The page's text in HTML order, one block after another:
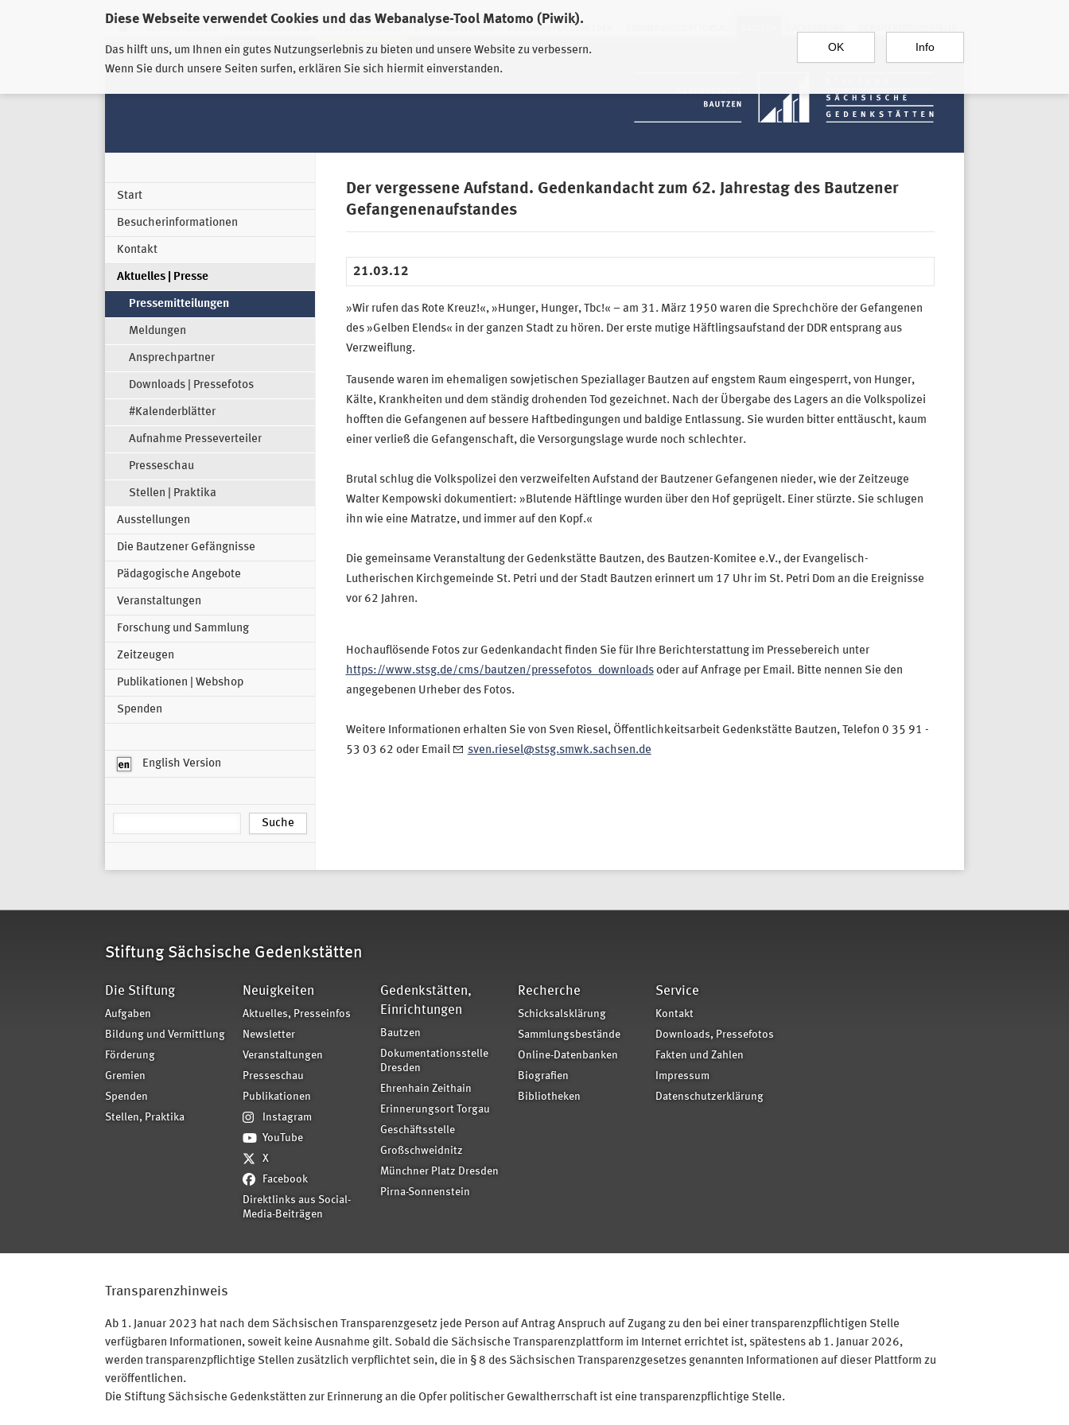
Diese Webseite verwendet Cookies und das Webanalyse-Tool Matomo (Piwik).
Das hilft uns, um Ihnen ein gutes Nutzungserlebnis zu bieten und unsere Website zu verbessern.
Wenn Sie durch unsere Seiten surfen, erklären Sie sich hiermit einverstanden.
OK Info
EHRENHAIN ZEITHAIN MÜNCHNER PLATZ DRESDEN
Start
Besucherinformationen
Kontakt
Aktuelles | Presse
Pressemitteilungen
Meldungen
Ansprechpartner
Downloads | Pressefotos
#Kalenderblätter
Aufnahme Presseverteiler
Presseschau
Stellen | Praktika
Ausstellungen
Die Bautzener Gefängnisse
Pädagogische Angebote
Veranstaltungen
Forschung und Sammlung
Zeitzeugen
Publikationen | Webshop
Spenden
English Version
Der vergessene Aufstand. Gedenkandacht zum 62. Jahrestag des Bautzener
Gefangenenaufstandes
21.03.12
»Wir rufen das Rote Kreuz!«, »Hunger, Hunger, Tbc!« – am 31. März 1950 waren die Sprechchöre der Gefangenen
des »Gelben Elends« in der ganzen Stadt zu hören. Der erste mutige Häftlingsaufstand der DDR entsprang aus
Verzweiflung.
Tausende waren im ehemaligen sowjetischen Speziallager Bautzen auf engstem Raum eingesperrt, von Hunger,
Kälte, Krankheiten und dem ständig drohenden Tod gezeichnet. Nach der Übergabe des Lagers an die Volkspolizei
hofften die Gefangenen auf bessere Haftbedingungen und baldige Entlassung. Sie wurden bitter enttäuscht, kaum
einer verließ die Gefangenschaft, die Versorgungslage wurde noch schlechter.
Brutal schlug die Volkspolizei den verzweifelten Aufstand der Bautzener Gefangenen nieder, wie der Zeitzeuge
Walter Kempowski dokumentiert: »Blutende Häftlinge wurden über den Hof geprügelt. Einer stürzte. Sie schlugen
ihn wie eine Matratze, und immer auf den Kopf.«
Die gemeinsame Veranstaltung der Gedenkstätte Bautzen, des Bautzen-Komitee e.V., der Evangelisch-
Lutherischen Kirchgemeinde St. Petri und der Stadt Bautzen erinnert um 17 Uhr im St. Petri Dom an die Ereignisse
vor 62 Jahren.
Hochauflösende Fotos zur Gedenkandacht finden Sie für Ihre Berichterstattung im Pressebereich unter
https://www.stsg.de/cms/bautzen/pressefotos_downloadsoder auf Anfrage per Email. Bitte nennen Sie den
angegebenen Urheber des Fotos.
Weitere Informationen erhalten Sie von Sven Riesel, Öffentlichkeitsarbeit Gedenkstätte Bautzen, Telefon 0 35 91 -
53 03 62 oder Email
sven.riesel@stsg.smwk.sachsen.de
Stiftung Sächsische Gedenkstätten
Die Stiftung
Aufgaben
Bildung und Vermittlung
Förderung
Gremien
Spenden
Stellen, Praktika
Neuigkeiten
Aktuelles, Presseinfos
Newsletter
Veranstaltungen
Presseschau
Publikationen
Instagram
YouTube
X
Facebook
Direktlinks aus Social-
Media-Beiträgen
Gedenkstätten,
Einrichtungen
Bautzen
Dokumentationsstelle
Dresden
Ehrenhain Zeithain
Erinnerungsort Torgau
Geschäftsstelle
Großschweidnitz
Münchner Platz Dresden
Pirna-Sonnenstein
Recherche
Schicksalsklärung
Sammlungsbestände
Online-Datenbanken
Biografien
Bibliotheken
Service
Kontakt
Downloads, Pressefotos
Fakten und Zahlen
Impressum
Datenschutzerklärung
Transparenzhinweis
Ab 1. Januar 2023 hat nach dem Sächsischen Transparenzgesetz jede Person auf Antrag Anspruch auf Zugang zu den bei einer transparenzpflichtigen Stelle
verfügbaren Informationen, soweit keine Ausnahme gilt. Sobald die Sächsische Transparenzplattform im Internet errichtet ist, spätestens ab 1. Januar 2026,
werden transparenzpflichtige Stellen zusätzlich verpflichtet sein, die in § 8 des Sächsischen Transparenzgesetzes genannten Informationen auf dieser Plattform zu
veröffentlichen.
Die Stiftung Sächsische Gedenkstätten zur Erinnerung an die Opfer politischer Gewaltherrschaft ist eine transparenzpflichtige Stelle.